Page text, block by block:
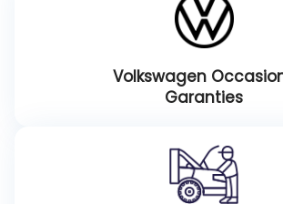
Volkswagen
Garanties